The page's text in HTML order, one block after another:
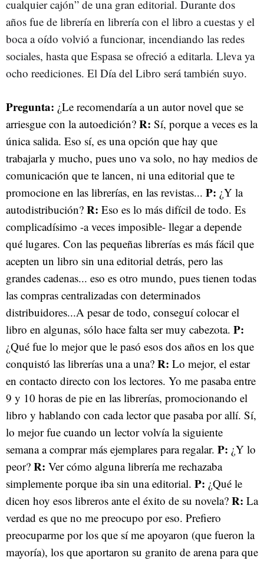
cualquier cajón” de una gran editorial. Durante dos
años fue de librería en librería con el libro a cuestas y el
boca a oído volvió a funcionar, incendiando las redes
sociales, hasta que Espasa se ofreció a editarla. Lleva ya
ocho reediciones. El Día del Libro será también suyo.
Pregunta: ¿Le recomendaría a un autor novel que se
arriesgue con la autoedición? R: Sí, porque a veces es la
única salida. Eso sí, es una opción que hay que
trabajarla y mucho, pues uno va solo, no hay medios de
comunicación que te lancen, ni una editorial que te
promocione en las librerías, en las revistas... P: ¿Y la
autodistribución? R: Eso es lo más difícil de todo. Es
complicadísimo -a veces imposible- llegar a depende
qué lugares. Con las pequeñas librerías es más fácil que
acepten un libro sin una editorial detrás, pero las
grandes cadenas... eso es otro mundo, pues tienen todas
las compras centralizadas con determinados
distribuidores...A pesar de todo, conseguí colocar el
libro en algunas, sólo hace falta ser muy cabezota. P:
¿Qué fue lo mejor que le pasó esos dos años en los que
conquistó las librerías una a una? R: Lo mejor, el estar
en contacto directo con los lectores. Yo me pasaba entre
9 y 10 horas de pie en las librerías, promocionando el
libro y hablando con cada lector que pasaba por allí. Sí,
lo mejor fue cuando un lector volvía la siguiente
semana a comprar más ejemplares para regalar. P: ¿Y lo
peor? R: Ver cómo alguna librería me rechazaba
simplemente porque iba sin una editorial. P: ¿Qué le
dicen hoy esos libreros ante el éxito de su novela? R: La
verdad es que no me preocupo por eso. Prefiero
preocuparme por los que sí me apoyaron (que fueron la
mayoría), los que aportaron su granito de arena para que